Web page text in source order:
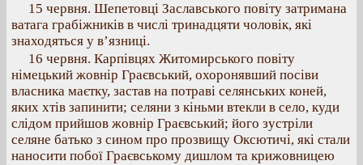
15 червня. Шепетовці Заславського повіту затримана
ватага грабіжників в числі тринадцяти чоловік, які
знаходяться у в’язниці.
16 червня. Карпівцях Житомирського повіту
німецький жовнір Граєвський, охоронявший посіви
власника маєтку, застав на потраві селянських коней,
яких хтів запинити; селяни з кіньми втекли в село, куди
слідом прийшов жовнір Граєвський; його зустріли
селяне батько з сином про прозвищу Оксютичі, які стали
наносити побої Граєвському дишлом та крижовницею